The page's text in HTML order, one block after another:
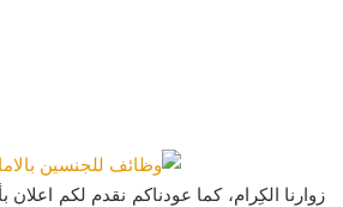
زوارنا الكِرام، كما عودناكم نقدم لكم